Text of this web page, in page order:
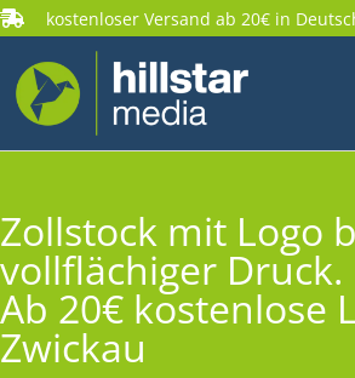
kostenloser Versand ab 20€ in
Zollstock mit Logo
vollflächiger Druck.
Ab 20€ kostenlose
Zwickau